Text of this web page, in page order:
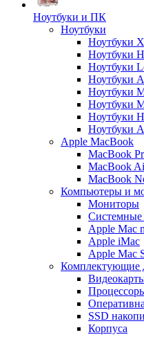
Ноутбуки и ПК
Ноутбуки
Ноутбуки
Ноутбуки
Ноутбуки
Ноутбуки
Ноутбуки
Ноутбуки
Ноутбуки
Ноутбуки
Apple MacBook
MacBook
MacBook
MacBook
Компьютеры и
Мониторы
Системные
Apple Mac
Apple iMac
Apple Mac
Комплектующие
SSD
Корпуса